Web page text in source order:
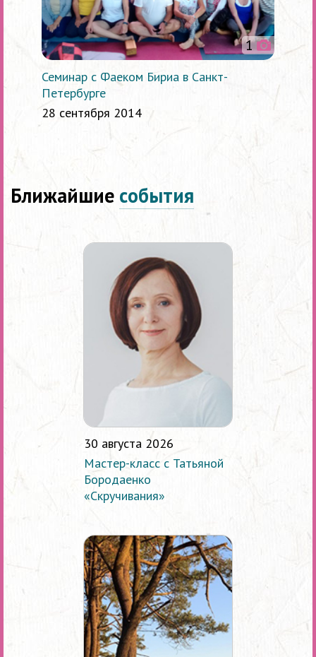
1
Семинар с Фаеком Бириа в Санкт-
Петербурге
28 сентября 2014
Ближайшие события
30 августа 2026
Мастер-класс с Татьяной
Бородаенко
«Скручивания»